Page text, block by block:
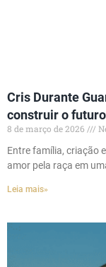
Cris Durante
construir o
8 de março de 2026
Entre família, criação
amor pela raça em
Leia mais»